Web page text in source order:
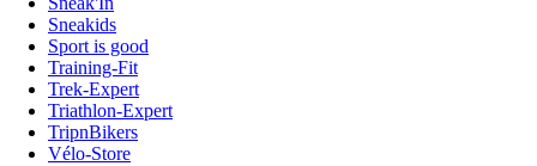
Sneakids
Sport is good
Training-Fit
Trek-Expert
Triathlon-Expert
TripnBikers
Vélo-Store